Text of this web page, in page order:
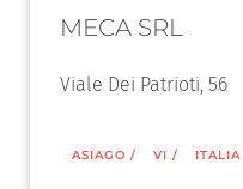
MECA SRL
Viale Dei Patrioti, 56
ASIAGO / VI / ITALIA